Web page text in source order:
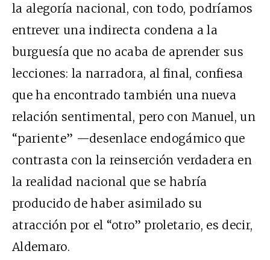
la alegoría nacional, con todo, podríamos
entrever una indirecta condena a la
burguesía que no acaba de aprender sus
lecciones: la narradora, al final, confiesa
que ha encontrado también una nueva
relación sentimental, pero con Manuel, un
“pariente” —desenlace endogámico que
contrasta con la reinserción verdadera en
la realidad nacional que se habría
producido de haber asimilado su
atracción por el “otro” proletario, es decir,
Aldemaro.